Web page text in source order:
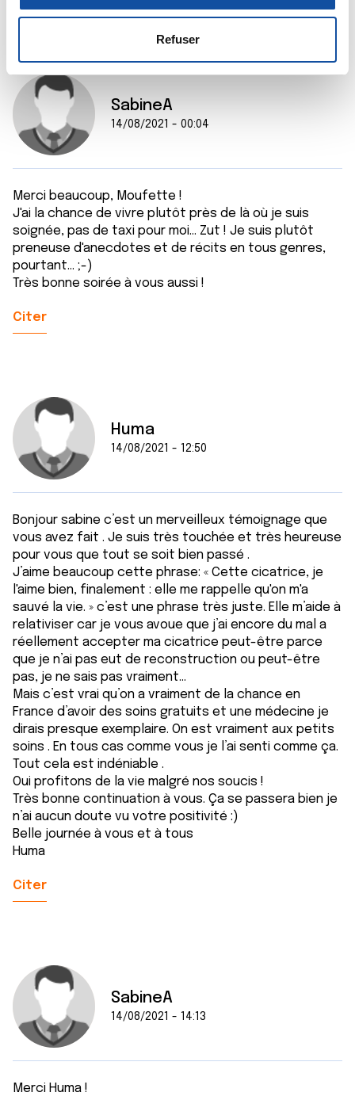
votre consentement à tout moment à partir de la
déclaration sur les cookies.
Les cookies nous permettent de personnaliser le contenu
et les annonces, d'offrir des fonctionnalités relatives aux
médias sociaux et d'analyser notre trafic. Nous
partageons également des informations sur l'utilisation de
notre site avec nos partenaires de médias sociaux, de
publicité et d'analyse, qui peuvent combiner celles-ci
avec d'autres informations que vous leur avez fournies
ou qu'ils ont collectées lors de votre utilisation de leurs
services.
t
Refuser
SabineA
14/08/2021 - 00:04
Merci beaucoup, Moufette !
J'ai la chance de vivre plutôt près de là où je suis
soignée, pas de taxi pour moi... Zut ! Je suis plutôt
preneuse d'anecdotes et de récits en tous genres,
pourtant... ;-)
Très bonne soirée à vous aussi !
Citer
Huma
14/08/2021 - 12:50
Bonjour sabine c’est un merveilleux témoignage que
vous avez fait . Je suis très touchée et très heureuse
pour vous que tout se soit bien passé .
J’aime beaucoup cette phrase: « Cette cicatrice, je
l'aime bien, finalement : elle me rappelle qu'on m'a
sauvé la vie. » c’est une phrase très juste. Elle m’aide à
relativiser car je vous avoue que j’ai encore du mal a
réellement accepter ma cicatrice peut-être parce
que je n’ai pas eut de reconstruction ou peut-être
pas, je ne sais pas vraiment…
Mais c’est vrai qu’on a vraiment de la chance en
France d’avoir des soins gratuits et une médecine je
dirais presque exemplaire. On est vraiment aux petits
soins . En tous cas comme vous je l’ai senti comme ça.
Tout cela est indéniable .
Oui profitons de la vie malgré nos soucis !
Très bonne continuation à vous. Ça se passera bien je
n’ai aucun doute vu votre positivité :)
Belle journée à vous et à tous
Huma
Citer
SabineA
14/08/2021 - 14:13
Merci Huma !